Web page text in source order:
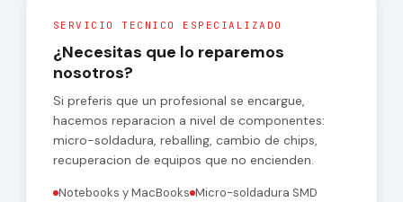
SERVICIO TECNICO ESPECIALIZADO
¿Necesitas que lo reparemos
nosotros?
Si preferis que un profesional se encargue,
hacemos reparacion a nivel de componentes:
micro-soldadura, reballing, cambio de chips,
recuperacion de equipos que no encienden.
Notebooks y MacBooks Micro-soldadura SMD